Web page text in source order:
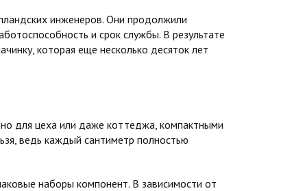
инженеров. Они продолжили
и срок службы. В результате
которая еще несколько десяток лет
для цеха или даже коттеджа, компактными
ведь каждый сантиметр полностью
наборы компонент. В зависимости от